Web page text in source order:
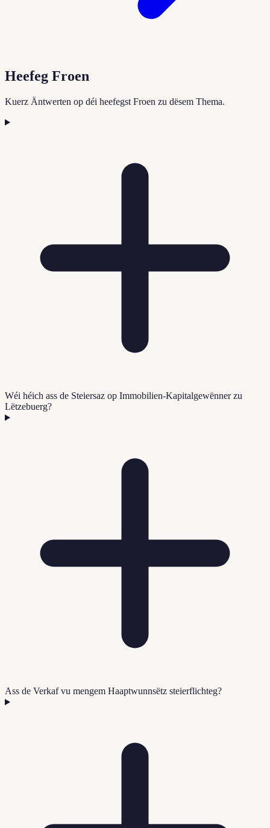
Heefeg Froen
Kuerz Äntwerten op déi heefegst Froen zu dësem Thema.
Wéi héich ass de Steiersaz op Immobilien-Kapitalgewënner zu
Lëtzebuerg?
Ass de Verkaf vu mengem Haaptwunnsëtz steierflichteg?